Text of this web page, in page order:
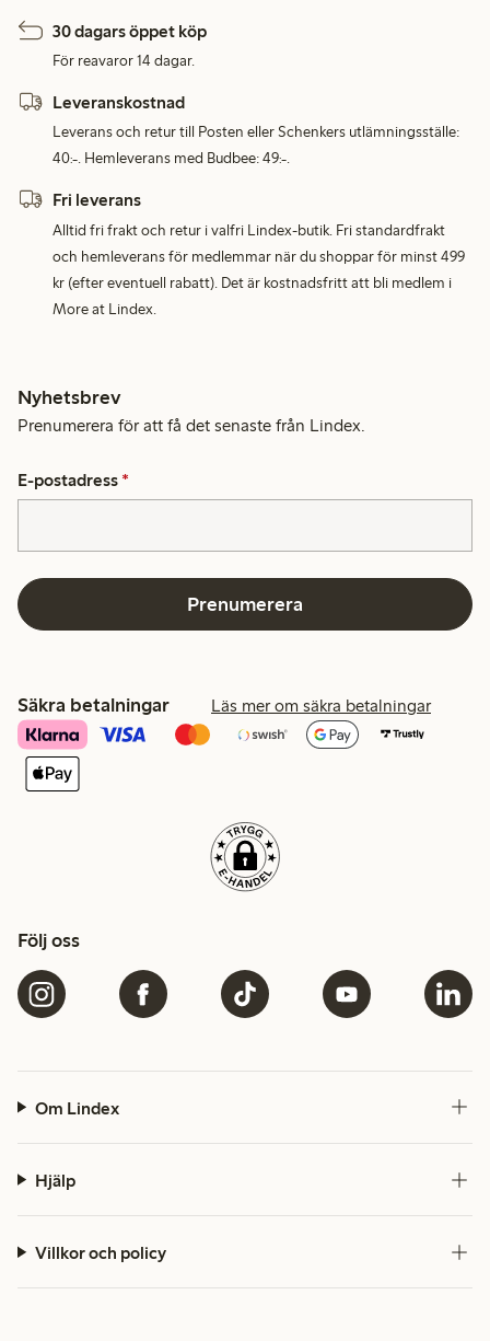
30 dagars öppet köp
För reavaror 14 dagar.
Leveranskostnad
Leverans och retur till Posten eller Schenkers utlämningsställe:
40:-. Hemleverans med Budbee: 49:-.
Fri leverans
Alltid fri frakt och retur i valfri Lindex-butik. Fri standardfrakt
och hemleverans för medlemmar när du shoppar för minst 499
kr (efter eventuell rabatt). Det är kostnadsfritt att bli medlem i
More at Lindex.
Nyhetsbrev
Prenumerera för att få det senaste från Lindex.
E-postadress *
Prenumerera
Säkra betalningar Läs mer om säkra betalningar
Följ oss
Om Lindex
Hjälp
Villkor och policy